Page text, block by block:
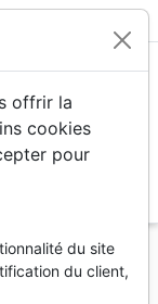
offrir la
cookies
pour
du site
du client,